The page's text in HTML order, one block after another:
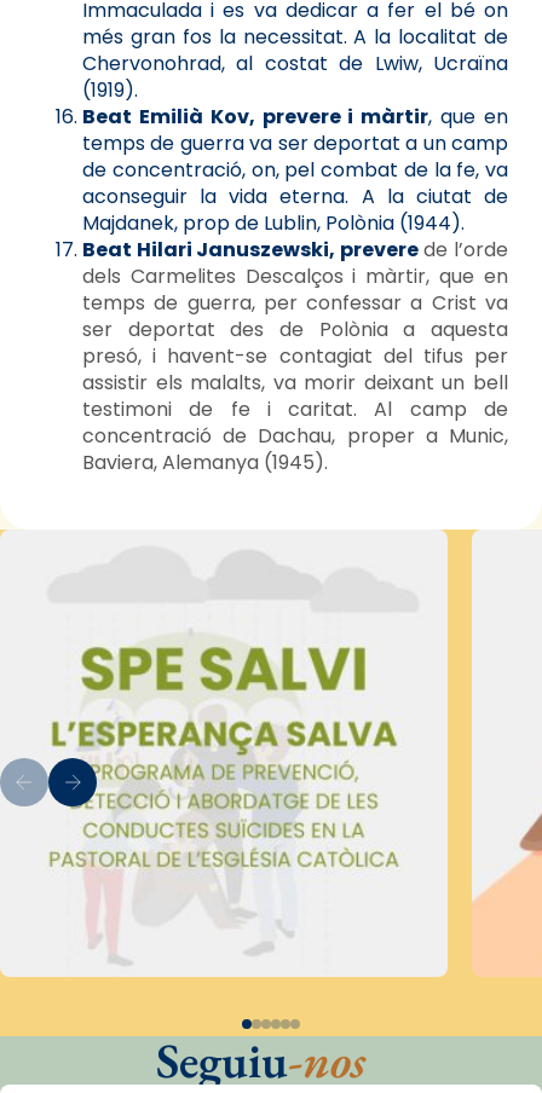
Immaculada i es va dedicar a fer el bé on
més gran fos la necessitat. A la localitat de
Chervonohrad, al costat de Lwiw, Ucraïna
(1919).
Beat Emilià Kov, prevere i màrtir, que en
temps de guerra va ser deportat a un camp
de concentració, on, pel combat de la fe, va
aconseguir la vida eterna. A la ciutat de
Majdanek, prop de Lublin, Polònia (1944).
Beat Hilari Januszewski, preverede l’orde
dels Carmelites Descalços i màrtir, que en
temps de guerra, per confessar a Crist va
ser deportat des de Polònia a aquesta
presó, i havent-se contagiat del tifus per
assistir els malalts, va morir deixant un bell
testimoni de fe i caritat. Al camp de
concentració de Dachau, proper a Munic,
Baviera, Alemanya (1945).
Seguiu-nos